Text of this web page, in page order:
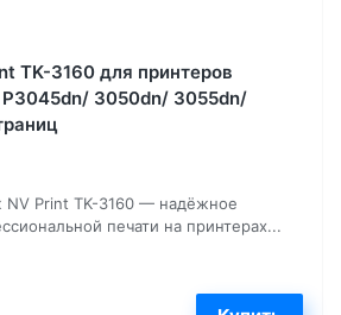
TK-3160 для принтеров
P3045dn/ 3050dn/ 3055dn/
NV Print TK-3160 — надёжное
печати на принтерах...